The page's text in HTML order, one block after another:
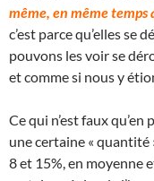
même, en même temps
c’est parce qu’elles se
pouvons les voir se
et comme si nous y
Ce qui n’est faux
une certaine « quantité
8 et 15%, en moyenne